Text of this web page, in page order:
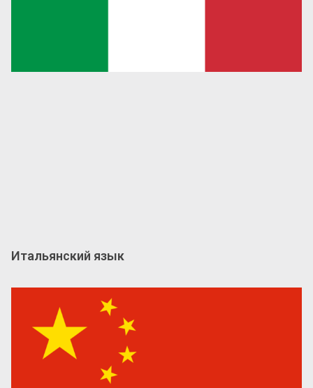
Итальянский язык